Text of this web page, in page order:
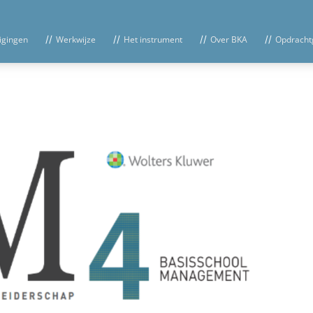
Werkwijze Het instrument Over BKA